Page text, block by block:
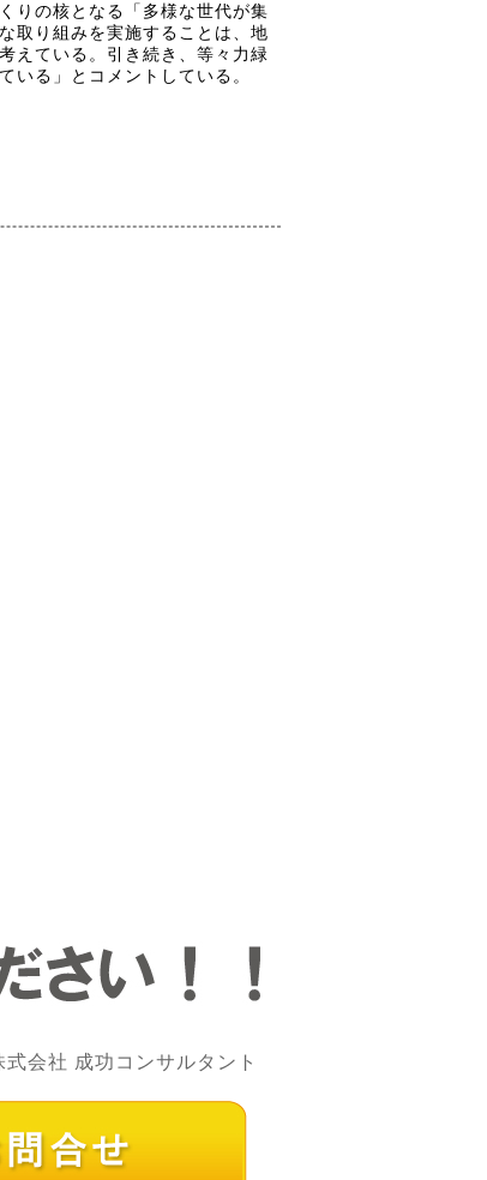
りの核となる「多様な世代が集
取り組みを実施することは、地
えている。引き続き、等々力緑
いる」とコメントしている。
会社 成功コンサルタント